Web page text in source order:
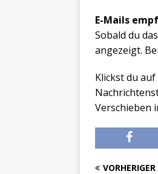
E-Mails
Sobald du
angezeigt.
Klickst du
Verschieben
VORHERIGER